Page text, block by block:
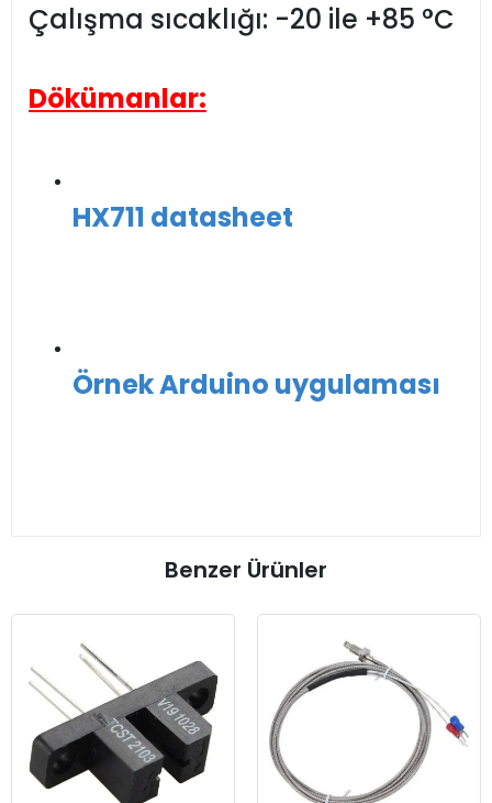
Çalışma sıcaklığı: -20 ile +85 °C
Dökümanlar:
HX711 datasheet
Örnek Arduino uygulaması
Benzer Ürünler